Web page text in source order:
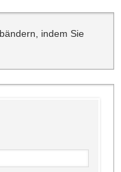
indem Sie